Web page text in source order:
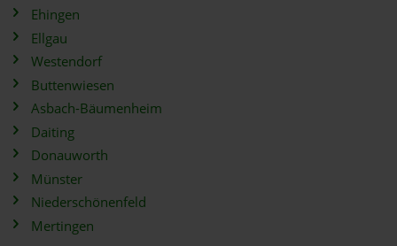
Ehingen
Ellgau
Westendorf
Buttenwiesen
Asbach-Bäumenheim
Daiting
Donauworth
Münster
Niederschönenfeld
Mertingen